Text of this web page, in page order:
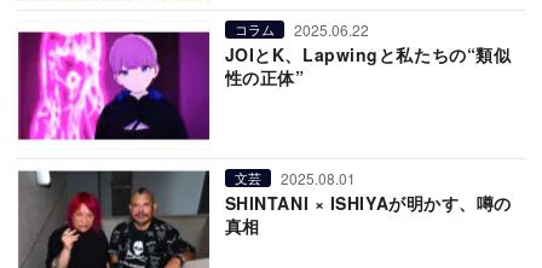
コラム 2025.06.22
JOIとK、Lapwingと私たちの“類似
性の正体”
文芸 2025.08.01
SHINTANI × ISHIYAが明かす、噂の
真相